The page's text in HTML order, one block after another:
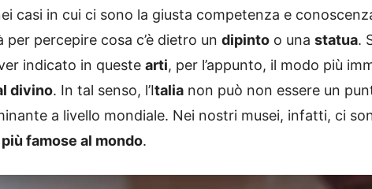
casi in cui ci sono la giusta competenza e
per percepire cosa c’è dietro un dipinto o una statua.
indicato in queste arti, per l’appunto, il modo più
divino. In tal senso, l’Italia non può non essere un
a livello mondiale. Nei nostri musei, infatti, ci
famose al mondo.